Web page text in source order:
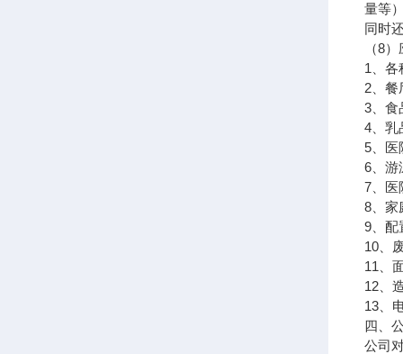
量等
同时
（8）
1 、
2 、
3 、
4 、
5 、
6 、
7 、
8 、
9 、
10 、
11 、
12 、
13 、
四、
公司